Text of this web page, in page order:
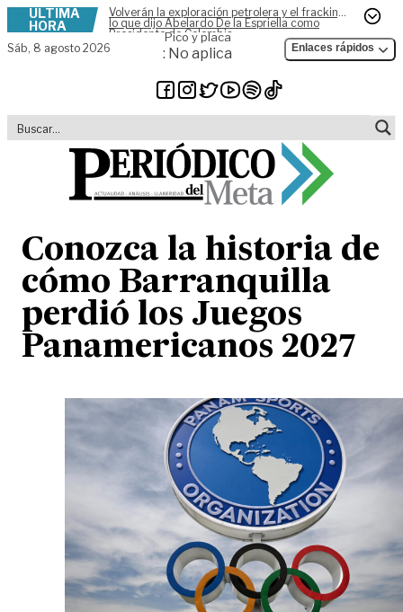
Skip to content
ÚLTIMA
HORA
Volverán la exploración petrolera y el fracking,
lo que dijo Abelardo De la Espriella como
Presidente de Colombia
Sáb, 8 agosto 2026
Pico y placa
: No aplica Enlaces rápidos
Conozca la historia de
cómo Barranquilla
perdió los Juegos
Panamericanos 2027